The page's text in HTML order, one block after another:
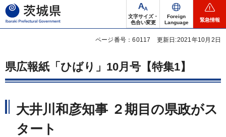
茨城県
文字サイズ・
色合い変更
Foreign
Language
緊急情報
ページ番号：60117 更新日:2021年10月2日
県広報紙「ひばり」10月号【特集1】
大井川和彦知事 ２期目の県政がス
タート